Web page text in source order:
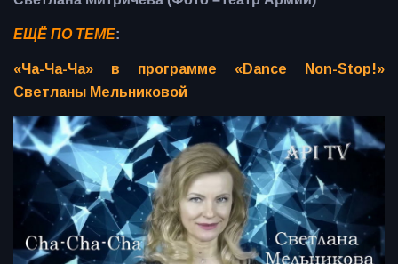
ЕЩЁ ПО ТЕМЕ:
«Ча-Ча-Ча» в программе «Dance Non-Stop!»
Светланы Мельниковой